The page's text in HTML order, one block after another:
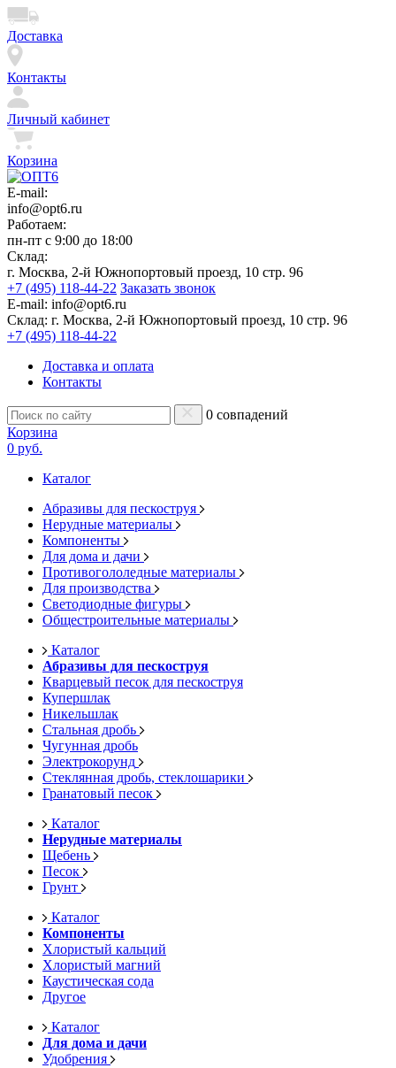
Доставка
Контакты
Личный кабинет
Корзина
E-mail:
info@opt6.ru
Работаем:
пн-пт с 9:00 до 18:00
Склад:
г. Москва, 2-й Южнопортовый проезд, 10 стр. 96
+7 (495) 118-44-22 Заказать звонок
E-mail: info@opt6.ru
Склад: г. Москва, 2-й Южнопортовый проезд, 10 стр. 96
+7 (495) 118-44-22
Доставка и оплата
Контакты
0 совпадений
Корзина
0 руб.
Каталог
Абразивы для пескоструя
Нерудные материалы
Компоненты
Для дома и дачи
Противогололедные материалы
Для производства
Светодиодные фигуры
Общестроительные материалы
Каталог
Абразивы для пескоструя
Кварцевый песок для пескоструя
Купершлак
Никельшлак
Стальная дробь
Чугунная дробь
Электрокорунд
Стеклянная дробь, стеклошарики
Гранатовый песок
Каталог
Нерудные материалы
Щебень
Песок
Грунт
Каталог
Компоненты
Хлористый кальций
Хлористый магний
Каустическая сода
Другое
Каталог
Для дома и дачи
Удобрения